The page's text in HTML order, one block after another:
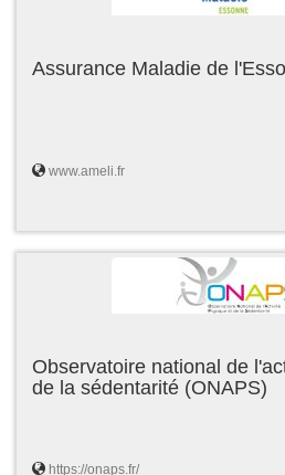
Assurance Maladie de
www.ameli.fr
Observatoire national de
de la sédentarité (ONAPS)
https://onaps.fr/